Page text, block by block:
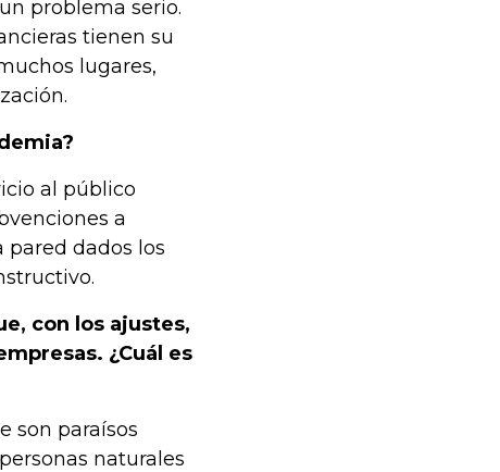
problema serio.
tienen su
lugares,
al público
a
pared dados los
con los ajustes,
¿Cuál es
son paraísos
naturales